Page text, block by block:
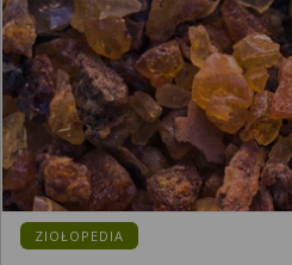
KATEGORIA:
ZIOŁOPEDIA